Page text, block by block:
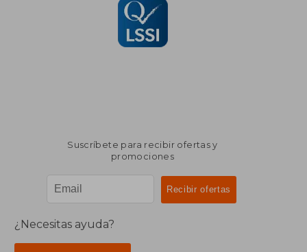
Suscríbete para recibir ofertas y
promociones
¿Necesitas ayuda?